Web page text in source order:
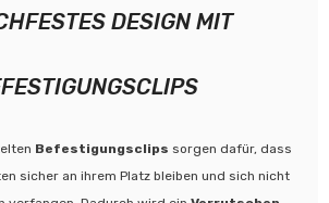
DESIGN MIT
Befestigungsclips sorgen dafür, dass
sicher an ihrem Platz bleiben und sich nicht